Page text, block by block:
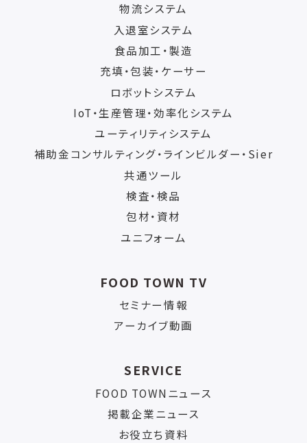
物流システム
入退室システム
食品加工・製造
充填・包装・ケーサー
ロボットシステム
IoT・生産管理・効率化システム
ユーティリティシステム
補助金コンサルティング・ラインビルダー・Sier
共通ツール
検査・検品
包材・資材
ユニフォーム
FOOD TOWN TV
セミナー情報
アーカイブ動画
SERVICE
FOOD TOWNニュース
掲載企業ニュース
お役立ち資料